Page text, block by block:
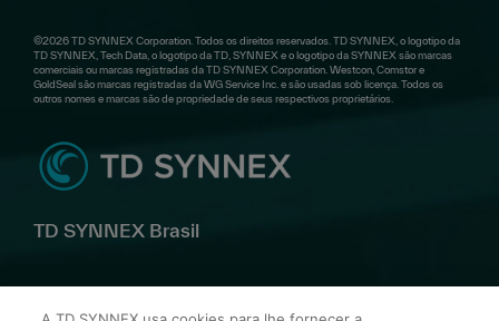
©2026 TD SYNNEX Corporation. Todos os direitos reservados. TD SYNNEX, o logotipo da
TD SYNNEX, Tech Data, o logotipo da TD, SYNNEX e o logotipo da SYNNEX são marcas
comerciais ou marcas registradas da TD SYNNEX Corporation. Westcon, Comstor e
GoldSeal são marcas registradas da WG Service Inc. e são usadas sob licença. Todos os
outros nomes e marcas são de propriedade de seus respectivos proprietários.
TD SYNNEX Brasil